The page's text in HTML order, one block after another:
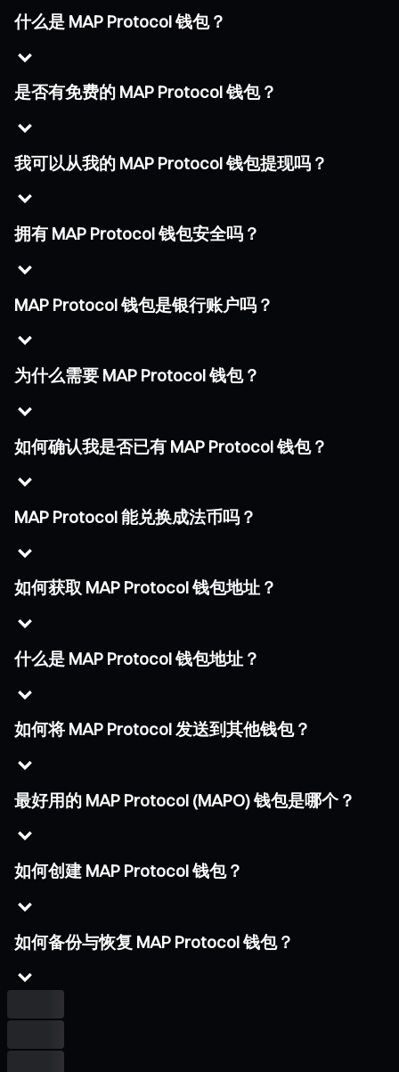
什么是 MAP Protocol 钱包？
是否有免费的 MAP Protocol 钱包？
我可以从我的 MAP Protocol 钱包提现吗？
拥有 MAP Protocol 钱包安全吗？
MAP Protocol 钱包是银行账户吗？
为什么需要 MAP Protocol 钱包？
如何确认我是否已有 MAP Protocol 钱包？
MAP Protocol 能兑换成法币吗？
如何获取 MAP Protocol 钱包地址？
什么是 MAP Protocol 钱包地址？
如何将 MAP Protocol 发送到其他钱包？
最好用的 MAP Protocol (MAPO) 钱包是哪个？
如何创建 MAP Protocol 钱包？
如何备份与恢复 MAP Protocol 钱包？